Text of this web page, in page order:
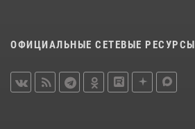
ОФИЦИАЛЬНЫЕ СЕТЕВЫЕ РЕСУРСЫ